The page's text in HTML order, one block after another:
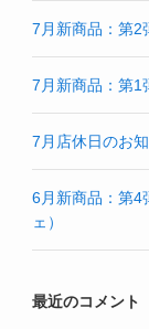
7月新商品：第2
7月新商品：第1
7月店休日のお
6月新商品：第4
ェ）
最近のコメント